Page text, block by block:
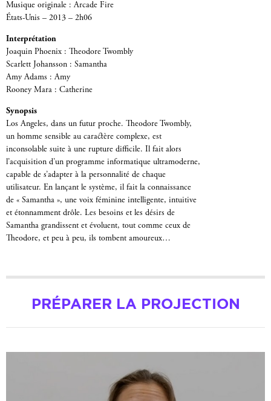
Musique originale : Arcade Fire
États-Unis – 2013 – 2h06
Interprétation
Joaquin Phoenix : Theodore Twombly
Scarlett Johansson : Samantha
Amy Adams : Amy
Rooney Mara : Catherine
Synopsis
Los Angeles, dans un futur proche. Theodore Twombly,
un homme sensible au caractère complexe, est
inconsolable suite à une rupture difficile. Il fait alors
l’acquisition d’un programme informatique ultramoderne,
capable de s’adapter à la personnalité de chaque
utilisateur. En lançant le système, il fait la connaissance
de « Samantha », une voix féminine intelligente, intuitive
et étonnamment drôle. Les besoins et les désirs de
Samantha grandissent et évoluent, tout comme ceux de
Theodore, et peu à peu, ils tombent amoureux…
PRÉPARER LA PROJECTION